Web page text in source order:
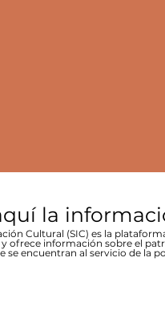
la
Cultural (SIC) es la
ofrece información sobre el
se encuentran al servicio de la